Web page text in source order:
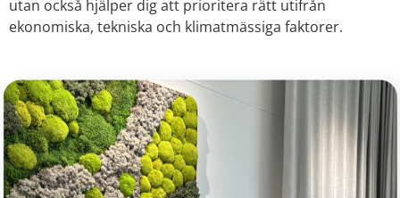
utan också hjälper dig att prioritera rätt utifrån
ekonomiska, tekniska och klimatmässiga faktorer.